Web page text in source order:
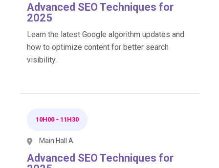
Advanced SEO Techniques for
2025
Learn the latest Google algorithm updates and
how to optimize content for better search
visibility.
10H00 - 11H30
Main Hall A
Advanced SEO Techniques for